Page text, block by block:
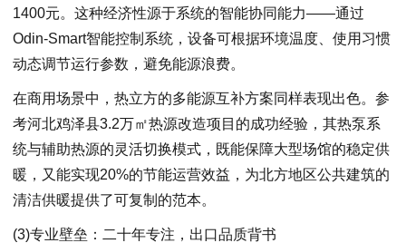
1400元。这种经济性源于系统的智能协同能力——通过
Odin-Smart智能控制系统，设备可根据环境温度、使用习惯
动态调节运行参数，避免能源浪费。
在商用场景中，热立方的多能源互补方案同样表现出色。参
考河北鸡泽县3.2万㎡热源改造项目的成功经验，其热泵系
统与辅助热源的灵活切换模式，既能保障大型场馆的稳定供
暖，又能实现20%的节能运营效益，为北方地区公共建筑的
清洁供暖提供了可复制的范本。
(3)专业壁垒：二十年专注，出口品质背书